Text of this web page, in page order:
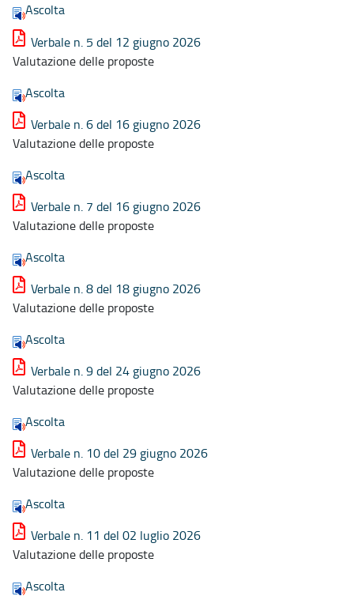
Ascolta
Verbale n. 5 del 12 giugno 2026
Valutazione delle proposte
Ascolta
Verbale n. 6 del 16 giugno 2026
Valutazione delle proposte
Ascolta
Verbale n. 7 del 16 giugno 2026
Valutazione delle proposte
Ascolta
Verbale n. 8 del 18 giugno 2026
Valutazione delle proposte
Ascolta
Verbale n. 9 del 24 giugno 2026
Valutazione delle proposte
Ascolta
Verbale n. 10 del 29 giugno 2026
Valutazione delle proposte
Ascolta
Verbale n. 11 del 02 luglio 2026
Valutazione delle proposte
Ascolta